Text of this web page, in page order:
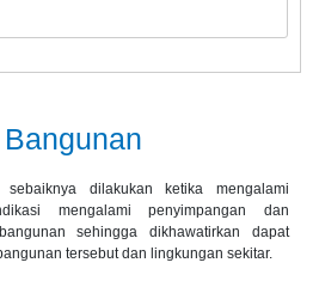
sebaiknya dilakukan ketika mengalami
mengalami penyimpangan dan
sehingga dikhawatirkan dapat
tersebut dan lingkungan sekitar.